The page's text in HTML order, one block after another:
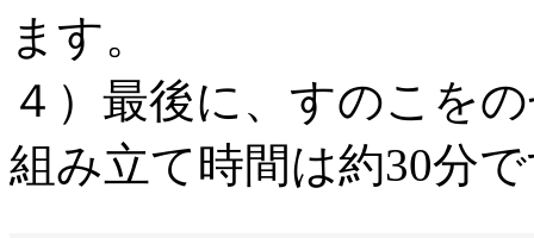
ます。
４）最後に、すのこを
組み立て時間は約30分